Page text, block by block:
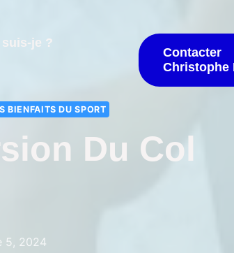
je ?
Contacter
Christophe
BIENFAITS DU SPORT
Du Col
5, 2024